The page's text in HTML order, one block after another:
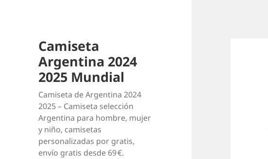
Camiseta
Argentina 2024
2025 Mundial
Camiseta de Argentina 2024
2025 – Camiseta selección
Argentina para hombre, mujer
y niño, camisetas
personalizadas por gratis,
envío gratis desde 69 €.